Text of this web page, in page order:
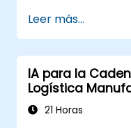
perecederos.
Utilizar
análisis de
la demanda.
Optimizar la
funciones en
Leer más...
IA para la
Logística
21 Horas